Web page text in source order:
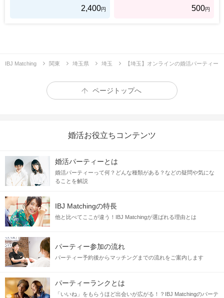
2,400円 500円
IBJ Matching 関東 埼玉県 埼玉 【埼玉】オンラインの婚活パーティー
ページトップへ
婚活お役立ちコンテンツ
婚活パーティーとは
婚活パーティーって何？どんな種類がある？などの疑問や気にな
ることを解説
IBJ Matchingの特長
他と比べてここが違う！IBJ Matchingが選ばれる理由とは
パーティー参加の流れ
パーティー予約後からマッチングまでの流れをご案内します
パーティーランクとは
「いいね」をもらうほど出会いが広がる！？IBJ Matchingのパーテ